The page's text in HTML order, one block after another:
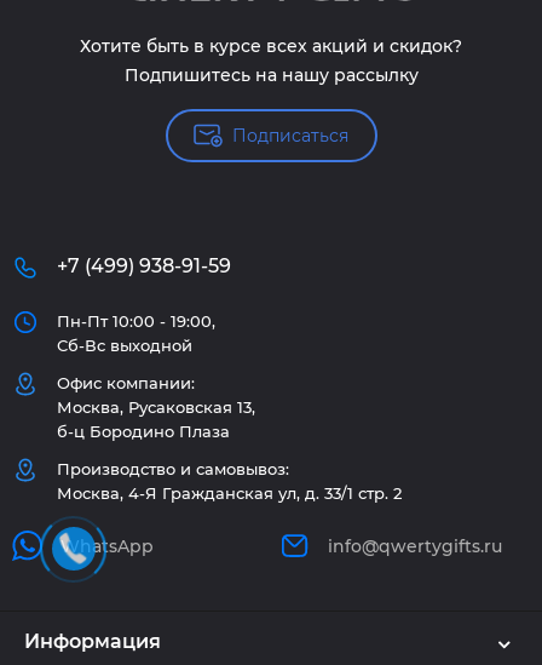
Хотите быть в курсе всех акций и скидок?
Подпишитесь на нашу рассылку
Подписаться
+7 (499) 938-91-59
Пн-Пт 10:00 - 19:00,
Сб-Вс выходной
Офис компании:
Москва, Русаковская 13,
б-ц Бородино Плаза
Производство и самовывоз:
Москва, 4-Я Гражданская ул, д. 33/1 стр. 2
WhatsApp info@qwertygifts.ru
Информация